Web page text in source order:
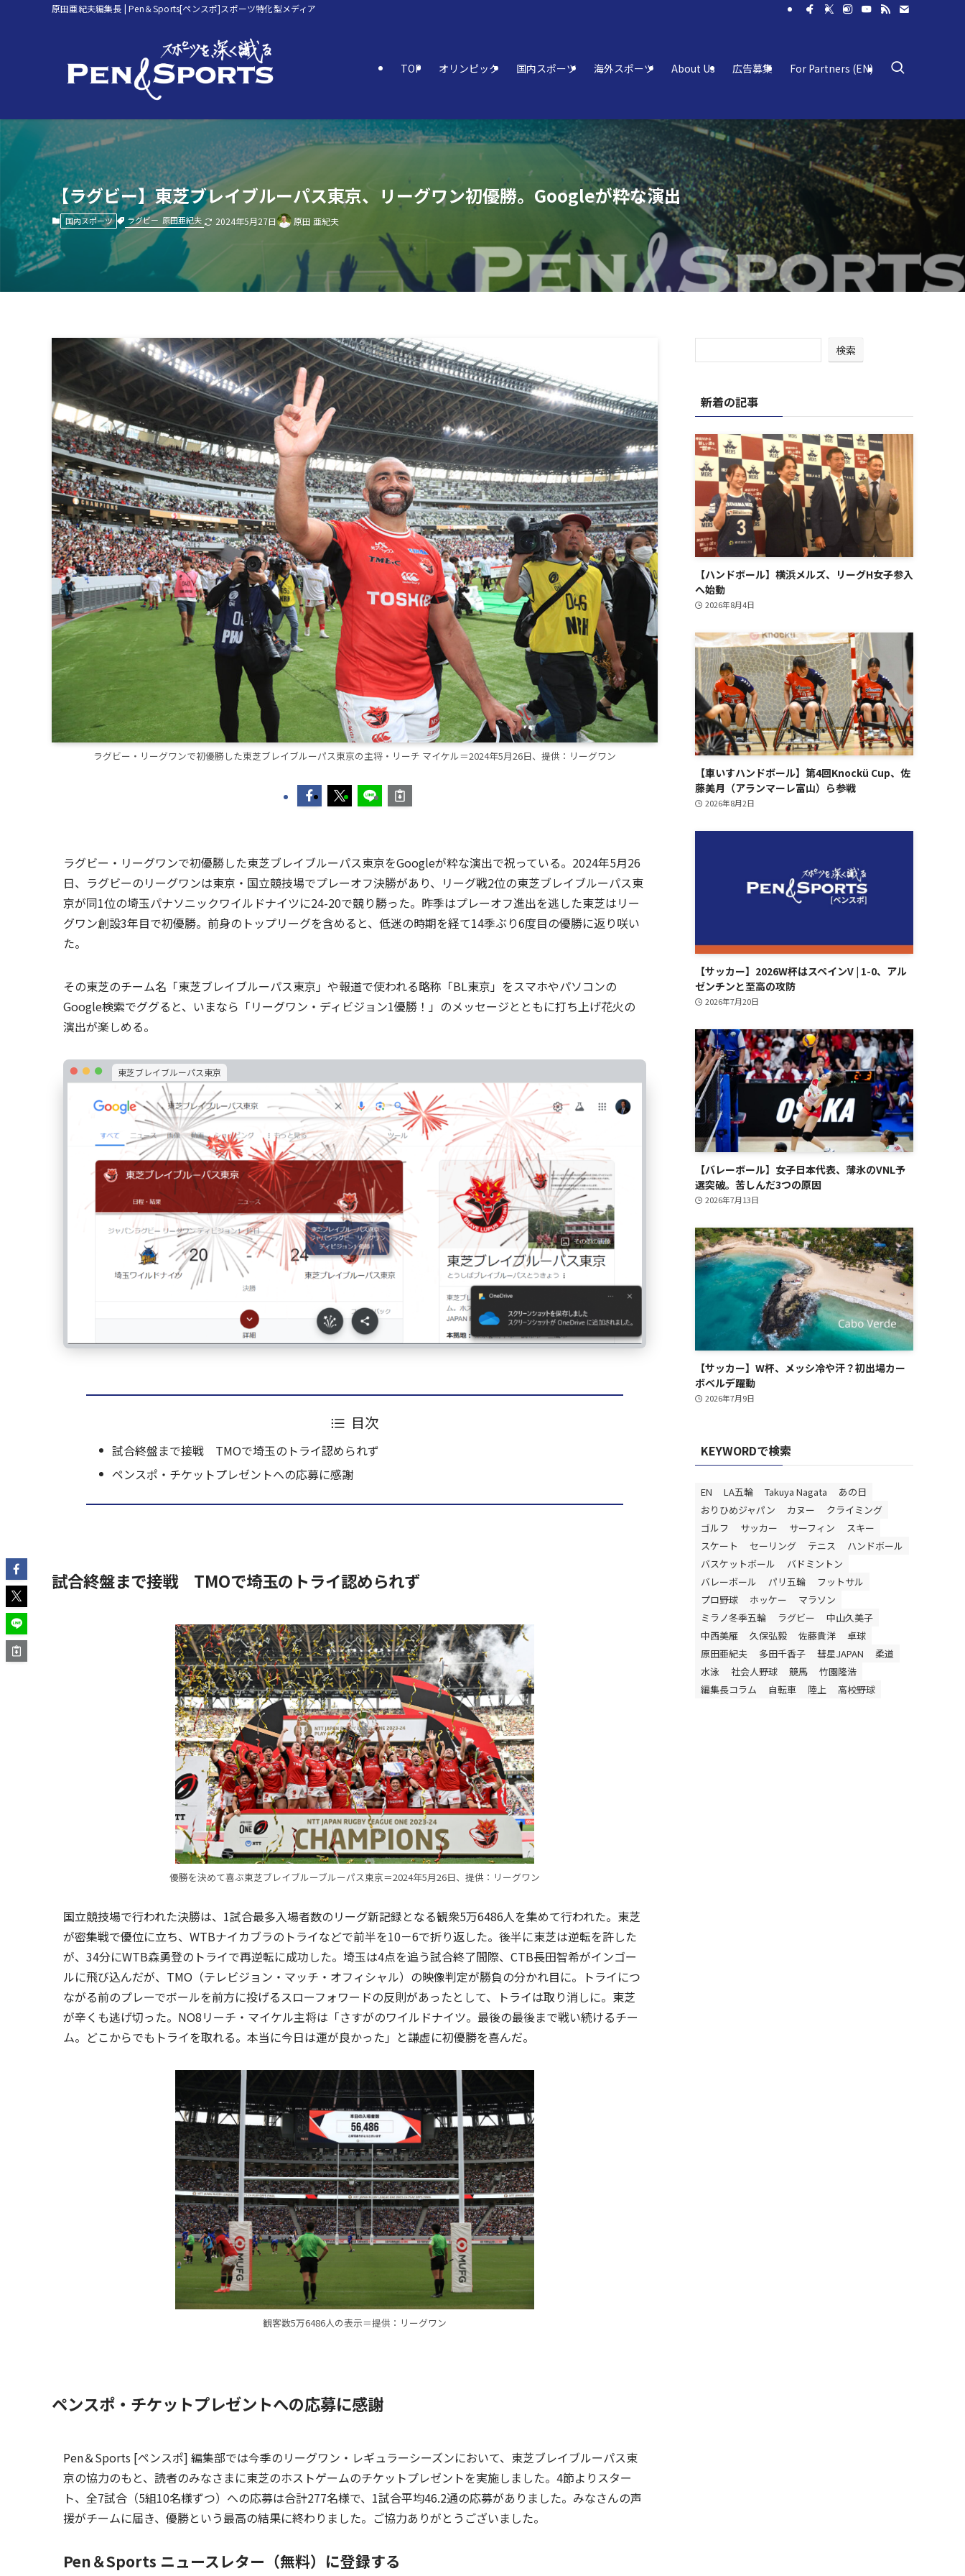
原田亜紀夫編集長 | Pen＆Sports[ペンスポ]スポーツ特化型メディア
TOP オリンピック 国内スポーツ 海外スポーツ About Us 広告募集 For Partners (EN)
【ラグビー】東芝ブレイブルーパス東京、リーグワン初優勝。Googleが粋な演出
国内スポーツ ラグビー 原田亜紀夫 2024年5月27日 原田 亜紀夫
ラグビー・リーグワンで初優勝した東芝ブレイブルーパス東京の主将・リーチ マイケル＝2024年5月26日、提供：リーグワン
ラグビー・リーグワンで初優勝した東芝ブレイブルーパス東京をGoogleが粋な演出で祝っている。2024年5月26
日、ラグビーのリーグワンは東京・国立競技場でプレーオフ決勝があり、リーグ戦2位の東芝ブレイブルーパス東
京が同1位の埼玉パナソニックワイルドナイツに24-20で競り勝った。昨季はプレーオフ進出を逃した東芝はリー
グワン創設3年目で初優勝。前身のトップリーグを含めると、低迷の時期を経て14季ぶり6度目の優勝に返り咲い
た。
その東芝のチーム名「東芝ブレイブルーパス東京」や報道で使われる略称「BL東京」をスマホやパソコンの
Google検索でググると、いまなら「リーグワン・ディビジョン1優勝！」のメッセージとともに打ち上げ花火の
演出が楽しめる。
東芝ブレイブルーパス東京
目次
試合終盤まで接戦 TMOで埼玉のトライ認められず
ペンスポ・チケットプレゼントへの応募に感謝
試合終盤まで接戦 TMOで埼玉のトライ認められず
優勝を決めて喜ぶ東芝ブレイブルーブルーパス東京＝2024年5月26日、提供：リーグワン
国立競技場で行われた決勝は、1試合最多入場者数のリーグ新記録となる観衆5万6486人を集めて行われた。東芝
が密集戦で優位に立ち、WTBナイカブラのトライなどで前半を10－6で折り返した。後半に東芝は逆転を許した
が、34分にWTB森勇登のトライで再逆転に成功した。埼玉は4点を追う試合終了間際、CTB長田智希がインゴー
ルに飛び込んだが、TMO（テレビジョン・マッチ・オフィシャル）の映像判定が勝負の分かれ目に。トライにつ
ながる前のプレーでボールを前方に投げるスローフォワードの反則があったとして、トライは取り消しに。東芝
が辛くも逃げ切った。NO8リーチ・マイケル主将は「さすがのワイルドナイツ。最後の最後まで戦い続けるチー
ム。どこからでもトライを取れる。本当に今日は運が良かった」と謙虚に初優勝を喜んだ。
観客数5万6486人の表示＝提供：リーグワン
ペンスポ・チケットプレゼントへの応募に感謝
Pen＆Sports [ペンスポ] 編集部では今季のリーグワン・レギュラーシーズンにおいて、東芝ブレイブルーパス東
京の協力のもと、読者のみなさまに東芝のホストゲームのチケットプレゼントを実施しました。4節よりスター
ト、全7試合（5組10名様ずつ）への応募は合計277名様で、1試合平均46.2通の応募がありました。みなさんの声
援がチームに届き、優勝という最高の結果に終わりました。ご協力ありがとうございました。
Pen＆Sports ニュースレター（無料）に登録する
検索
新着の記事
【ハンドボール】横浜メルズ、リーグH女子参入
へ始動
2026年8月4日
【車いすハンドボール】第4回Knockü Cup、佐
藤美月（アランマーレ富山）ら参戦
2026年8月2日
【サッカー】2026W杯はスペインV | 1-0、アル
ゼンチンと至高の攻防
2026年7月20日
【バレーボール】女子日本代表、薄氷のVNL予
選突破。苦しんだ3つの原因
2026年7月13日
【サッカー】W杯、メッシ冷や汗？初出場カー
ボベルデ躍動
2026年7月9日
KEYWORDで検索
EN LA五輪 Takuya Nagata
あの日
おりひめジャパン
カヌー
クライミング
ゴルフ
サッカー サーフィン
スキー
スケート
セーリング テニス
ハンドボール
バスケットボール
バドミントン
バレーボール
パリ五輪
フットサル
プロ野球
ホッケー
マラソン
ミラノ冬季五輪
ラグビー
中山久美子
中西美雁
久保弘毅 佐藤貴洋
卓球
原田亜紀夫
多田千香子 彗星JAPAN
柔道
水泳
社会人野球 競馬
竹園隆浩
編集長コラム
自転車 陸上 高校野球